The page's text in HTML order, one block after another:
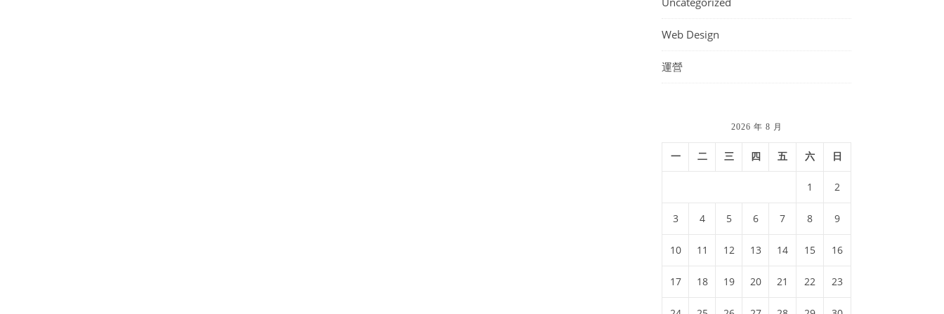
Web Design
運營
2026 年 8 月
一 二 三 四 五 六 日
1 2
3 4 5 6 7 8 9
10 11 12 13 14 15 16
17 18 19 20 21 22 23